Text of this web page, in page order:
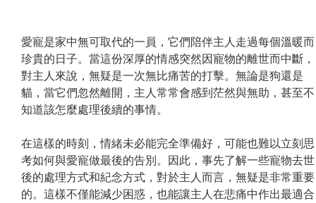
愛寵是家中無可取代的一員，它們陪伴主人走過每個溫暖而
珍貴的日子。當這份深厚的情感突然因寵物的離世而中斷，
對主人來說，無疑是一次無比痛苦的打擊。無論是狗還是
貓，當它們忽然離開，主人常常會感到茫然與無助，甚至不
知道該怎麼處理後續的事情。
在這樣的時刻，情緒未必能完全準備好，可能也難以立刻思
考如何與愛寵做最後的告別。因此，事先了解一些寵物去世
後的處理方式和紀念方式，對於主人而言，無疑是非常重要
的。這樣不僅能減少困惑，也能讓主人在悲痛中作出最適合